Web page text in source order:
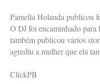
Pamella Holanda publicou
O DJ foi encaminhado
também publicou vários
agrediu a mulher que ela
ClickPB